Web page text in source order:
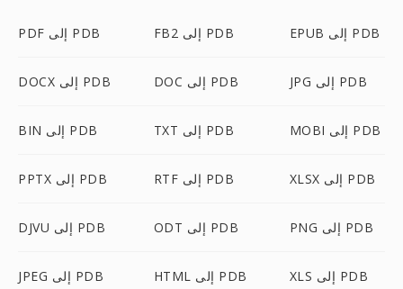
PDF إلى PDB FB2 إلى PDB EPUB إلى PDB
DOCX إلى PDB DOC إلى PDB JPG إلى PDB
BIN إلى PDB TXT إلى PDB MOBI إلى PDB
PPTX إلى PDB RTF إلى PDB XLSX إلى PDB
DJVU إلى PDB ODT إلى PDB PNG إلى PDB
JPEG إلى PDB HTML إلى PDB XLS إلى PDB